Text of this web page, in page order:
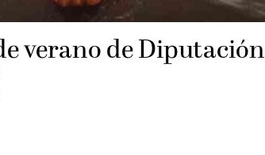
verano de Diputación